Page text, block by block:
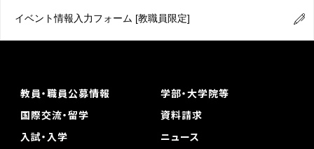
イベント情報入力フォーム [教職員限定]
教員・職員公募情報
学部・大学院等
国際交流・留学
資料請求
入試・入学
ニュース